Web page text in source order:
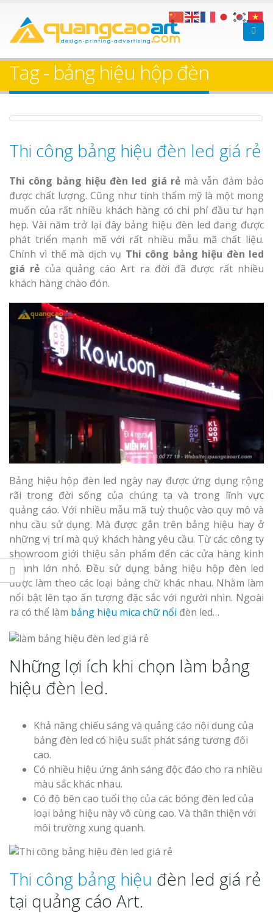
Tag - bảng hiệu hộp đèn
Thi công bảng hiệu đèn led giá rẻ
Thi công bảng hiệu đèn led giá rẻmà vẫn đảm bảo
được chất lượng. Cũng như tính thẩm mỹ là một mong
muốn của rất nhiều khách hàng có chi phí đầu tư hạn
hẹp. Vài năm trở lại đây bảng hiệu đèn led đang được
phát triển mạnh mẽ với rất nhiều mẫu mã chất liệu.
Chính vì thế mà dịch vụ Thi công bảng hiệu đèn led
giá rẻ của quảng cáo Art ra đời đã được rất nhiều
khách hàng chào đón.
Bảng hiệu hộp đèn led ngày nay được ứng dụng rộng
rãi trong đời sống của chúng ta và trong lĩnh vực
quảng cáo. Với nhiều mẫu mã tuỳ thuộc vào quy mô và
nhu cầu sử dụng. Mà được gắn trên bảng hiệu hay ở
những vị trí mà quý khách hàng yêu cầu. Từ các công ty
showroom giới thiệu sản phẩm đến các cửa hàng kinh
doanh lớn nhỏ. Đều sử dụng bảng hiệu hộp đèn led
được làm theo các loại bảng chữ khác nhau. Nhằm làm
nổi bật lên tạo ấn tượng đặc sắc với người nhìn. Ngoài
ra có thể làm bảng hiệu mica chữ nổi đèn led…
Những lợi ích khi chọn làm bảng
hiệu đèn led.
Khả năng chiếu sáng và quảng cáo nội dung của
bảng đèn led có hiệu suất phát sáng tương đối
cao.
Có nhiều hiệu ứng ánh sáng độc đáo cho ra nhiều
màu sắc khác nhau.
Có độ bên cao tuổi thọ của các bóng đèn led của
loại bảng hiệu này vô cùng cao. Và thân thiện với
môi trường xung quanh.
Thi công bảng hiệu đèn led giá rẻ
tại quảng cáo Art.
Làm bảng hiệu gỗ tại
Bảng gỗ treo cửa
theo yêu cầu
Làm bảng hiệu gỗ tại
Biên Hòa
Làm bảng hiệu gỗ tại
Làm Biển
Thuận An
Dương
Thi công
cáo Thuận
Dương
Làm biển
tóc Thuận An
Thi công
cáo Vinh
Làm biển
Nghệ An giá
Thi Công
Làm Biển
Làm Hộp
Cáo Tại Vinh Giá Rẻ
Biển Led
Thi Công
Nghiệp